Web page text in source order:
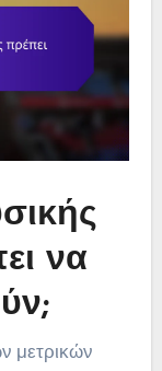
να
μετρικών